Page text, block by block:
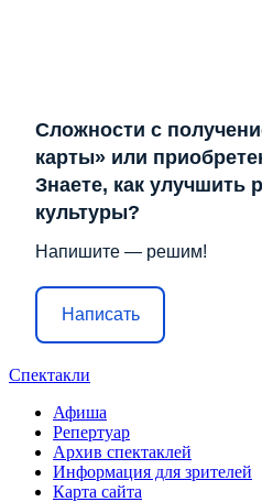
Сложности с
карты» или
Знаете, как улучшить
культуры?
Напишите — решим!
Написать
Спектакли
Афиша
Репертуар
Архив спектаклей
Информация для зрителей
Карта сайта